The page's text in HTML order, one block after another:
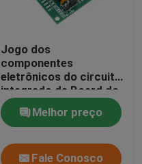
Jogo dos
componentes
eletrônicos do circuito
integrado de Board do
motorista do motor de
etapa da C.C. 5V
Melhor preço
Fale Conosco